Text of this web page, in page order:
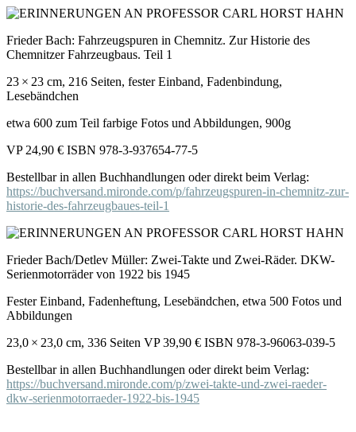
Frieder Bach: Fahrzeugspuren in Chemnitz. Zur Historie des
Chemnitzer Fahrzeugbaus. Teil 1
23 × 23 cm, 216 Seiten, fester Einband, Fadenbindung,
Lesebändchen
etwa 600 zum Teil farbige Fotos und Abbildungen, 900g
VP 24,90 € ISBN 978-3-937654-77-5
Bestellbar in allen Buchhandlungen oder direkt beim Verlag:
https://buchversand.mironde.com/p/fahrzeugspuren-in-chemnitz-zur-
historie-des-fahrzeugbaues-teil-1
Frieder Bach/Detlev Müller: Zwei-Takte und Zwei-Räder. DKW-
Serienmotorräder von 1922 bis 1945
Fester Einband, Fadenheftung, Lesebändchen, etwa 500 Fotos und
Abbildungen
23,0 × 23,0 cm, 336 Seiten VP 39,90 € ISBN 978-3-96063-039-5
Bestellbar in allen Buchhandlungen oder direkt beim Verlag:
https://buchversand.mironde.com/p/zwei-takte-und-zwei-raeder-
dkw-serienmotorraeder-1922-bis-1945